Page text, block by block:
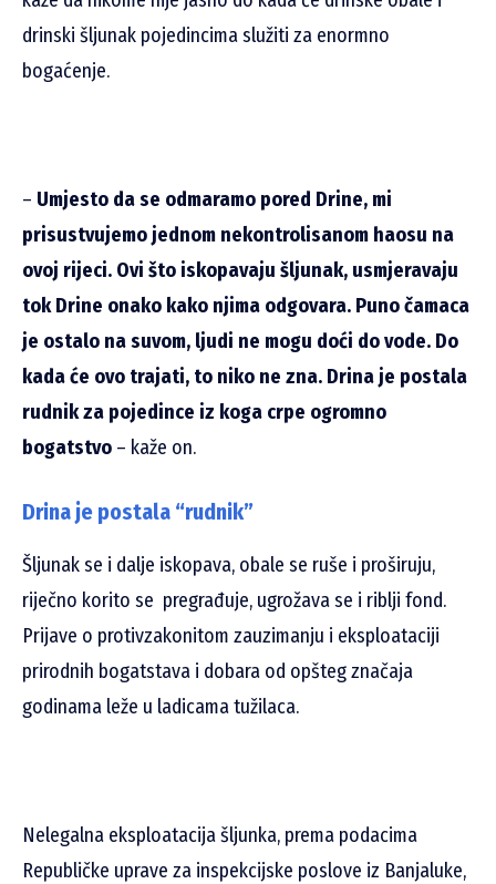
drinski šljunak pojedincima služiti za enormno
bogaćenje.
– Umjesto da se odmaramo pored Drine, mi
prisustvujemo jednom nekontrolisanom haosu na
ovoj rijeci. Ovi što iskopavaju šljunak, usmjeravaju
tok Drine onako kako njima odgovara. Puno čamaca
je ostalo na suvom, ljudi ne mogu doći do vode. Do
kada će ovo trajati, to niko ne zna. Drina je postala
rudnik za pojedince iz koga crpe ogromno
bogatstvo – kaže on.
Drina je postala “rudnik”
Šljunak se i dalje iskopava, obale se ruše i proširuju,
riječno korito se pregrađuje, ugrožava se i riblji fond.
Prijave o protivzakonitom zauzimanju i eksploataciji
prirodnih bogatstava i dobara od opšteg značaja
godinama leže u ladicama tužilaca.
Nelegalna eksploatacija šljunka, prema podacima
Republičke uprave za inspekcijske poslove iz Banjaluke,